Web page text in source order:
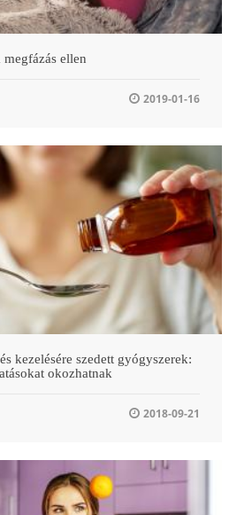
ellen
2019-01-16
kezelésére szedett gyógyszerek:
okozhatnak
2018-09-21